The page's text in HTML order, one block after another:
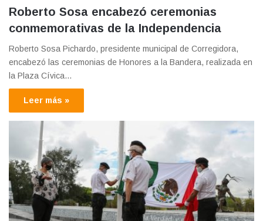
Roberto Sosa encabezó ceremonias
conmemorativas de la Independencia
Roberto Sosa Pichardo, presidente municipal de Corregidora,
encabezó las ceremonias de Honores a la Bandera, realizada en
la Plaza Cívica…
Leer más »